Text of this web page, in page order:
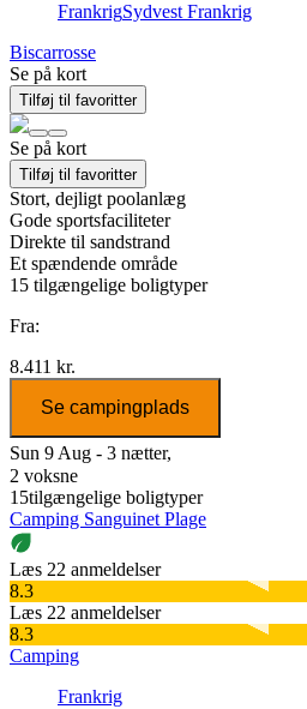
FrankrigSydvest Frankrig
Biscarrosse
Se på kort
Tilføj til favoritter
Se på kort
Tilføj til favoritter
Stort, dejligt poolanlæg
Gode sportsfaciliteter
Direkte til sandstrand
Et spændende område
15 tilgængelige boligtyper
Fra:
8.411 kr.
Se campingplads
Sun 9 Aug - 3 nætter,
2 voksne
15tilgængelige boligtyper
Camping Sanguinet Plage
Læs 22 anmeldelser
8.3
Læs 22 anmeldelser
8.3
Camping
Frankrig